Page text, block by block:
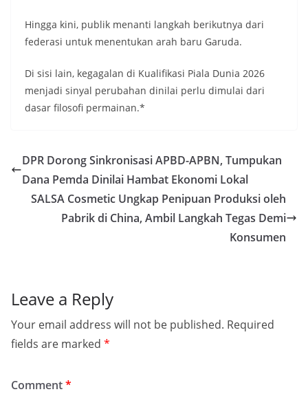
Hingga kini, publik menanti langkah berikutnya dari
federasi untuk menentukan arah baru Garuda.
Di sisi lain, kegagalan di Kualifikasi Piala Dunia 2026
menjadi sinyal perubahan dinilai perlu dimulai dari
dasar filosofi permainan.*
DPR Dorong Sinkronisasi APBD-APBN, Tumpukan
Dana Pemda Dinilai Hambat Ekonomi Lokal
⁠SALSA Cosmetic Ungkap Penipuan Produksi oleh
Pabrik di China, Ambil Langkah Tegas Demi
Konsumen
Leave a Reply
Your email address will not be published. Required
fields are marked *
Comment*